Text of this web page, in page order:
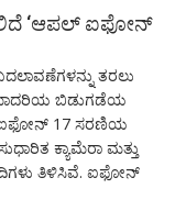
‘ಆಪಲ್ ಐಫೋನ್
ತರಲು
ಮಾದರಿಯ ಬಿಡುಗಡೆಯ
ಐಫೋನ್ 17 ಸರಣಿಯ
ಕ್ಯಾಮೆರಾ ಮತ್ತು
ತಿಳಿಸಿವೆ. ಐಫೋನ್